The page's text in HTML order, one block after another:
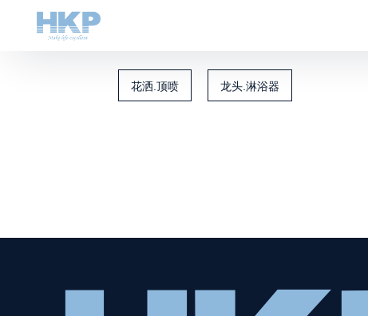
花洒.顶喷 龙头.淋浴器